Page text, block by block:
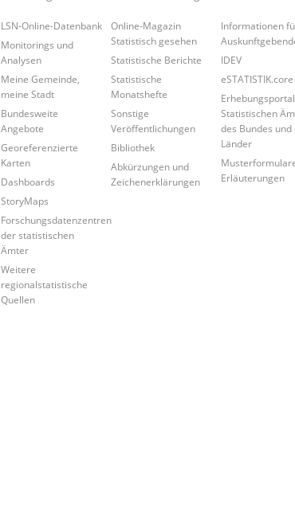
LSN-Online-Datenbank
Monitorings und
Analysen
Meine Gemeinde,
meine Stadt
Bundesweite
Angebote
Georeferenzierte
Karten
Dashboards
StoryMaps
Forschungsdatenzentren
der statistischen
Ämter
Weitere
regionalstatistische
Quellen
Online-Magazin
Statistisch gesehen
Statistische Berichte
Statistische
Monatshefte
Sonstige
Veröffentlichungen
Bibliothek
Abkürzungen und
Zeichenerklärungen
Informationen
IDEV
eSTATISTIK.core
Statistischen
des Bundes und
Länder
Erläuterungen